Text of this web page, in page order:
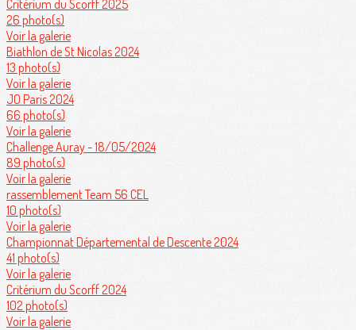
Critérium du Scorff 2025
26 photo(s)
Voir la galerie
Biathlon de St Nicolas 2024
13 photo(s)
Voir la galerie
JO Paris 2024
66 photo(s)
Voir la galerie
Challenge Auray - 18/05/2024
89 photo(s)
Voir la galerie
rassemblement Team 56 CEL
10 photo(s)
Voir la galerie
Championnat Départemental de Descente 2024
41 photo(s)
Voir la galerie
Critérium du Scorff 2024
102 photo(s)
Voir la galerie